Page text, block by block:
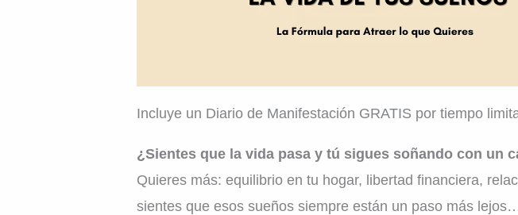
Incluye un Diario de Manifestación GRATIS por tiempo
¿Sientes que la vida pasa y tú sigues soñando con un
Quieres más: equilibrio en tu hogar, libertad financiera,
sientes que esos sueños siempre están un paso más